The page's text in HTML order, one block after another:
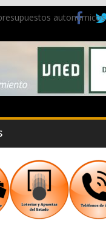
autonómicos